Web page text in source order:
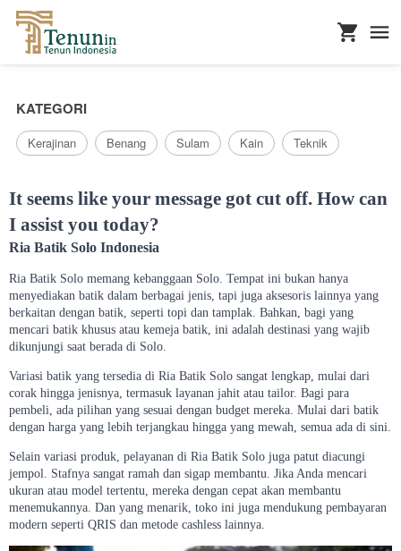
KATEGORI
Kerajinan Benang Sulam Kain Teknik
It seems like your message got cut off. How can
I assist you today?
Ria Batik Solo Indonesia
Ria Batik Solo memang kebanggaan Solo. Tempat ini bukan hanya
menyediakan batik dalam berbagai jenis, tapi juga aksesoris lainnya yang
berkaitan dengan batik, seperti topi dan tamplak. Bahkan, bagi yang
mencari batik khusus atau kemeja batik, ini adalah destinasi yang wajib
dikunjungi saat berada di Solo.
Variasi batik yang tersedia di Ria Batik Solo sangat lengkap, mulai dari
corak hingga jenisnya, termasuk layanan jahit atau tailor. Bagi para
pembeli, ada pilihan yang sesuai dengan budget mereka. Mulai dari batik
dengan harga yang lebih terjangkau hingga yang mewah, semua ada di sini.
Selain variasi produk, pelayanan di Ria Batik Solo juga patut diacungi
jempol. Stafnya sangat ramah dan sigap membantu. Jika Anda mencari
ukuran atau model tertentu, mereka dengan cepat akan membantu
menemukannya. Dan yang menarik, toko ini juga mendukung pembayaran
modern seperti QRIS dan metode cashless lainnya.